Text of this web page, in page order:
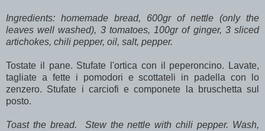
Ingredients: homemade bread, 600gr of nettle (only the
leaveswell washed), 3 tomatoes, 100gr of ginger, 3 sliced
artichokes, chili pepper, oil, salt, pepper.
Tostate il pane. Stufate l'ortica con il peperoncino. Lavate,
tagliate a fette i pomodori e scottateli in padella con lo
zenzero. Stufate i carciofi e componete la bruschetta sul
posto.
Toast the bread. Stew the nettle with chili pepper. Wash,